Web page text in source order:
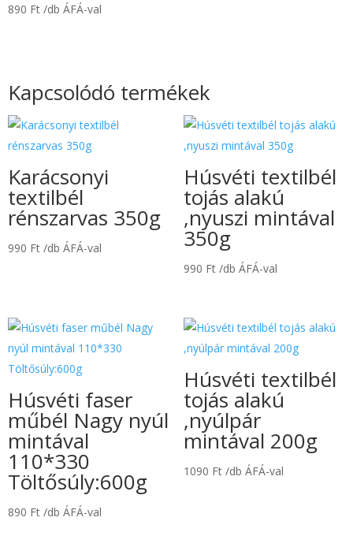
890 Ft /db ÁFÁ-val
Kapcsolódó termékek
Karácsonyi
textilbél
rénszarvas 350g
990 Ft /db ÁFÁ-val
Húsvéti textilbél
tojás alakú
,nyuszi mintával
350g
990 Ft /db ÁFÁ-val
Húsvéti faser
műbél Nagy nyúl
mintával
110*330
Töltősúly:600g
890 Ft /db ÁFÁ-val
Húsvéti textilbél
tojás alakú
,nyúlpár
mintával 200g
1090 Ft /db ÁFÁ-val